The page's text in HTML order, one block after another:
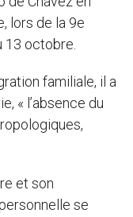
lors de la 9e
13 octobre.
familiale, il a
« l’absence du
et son
se